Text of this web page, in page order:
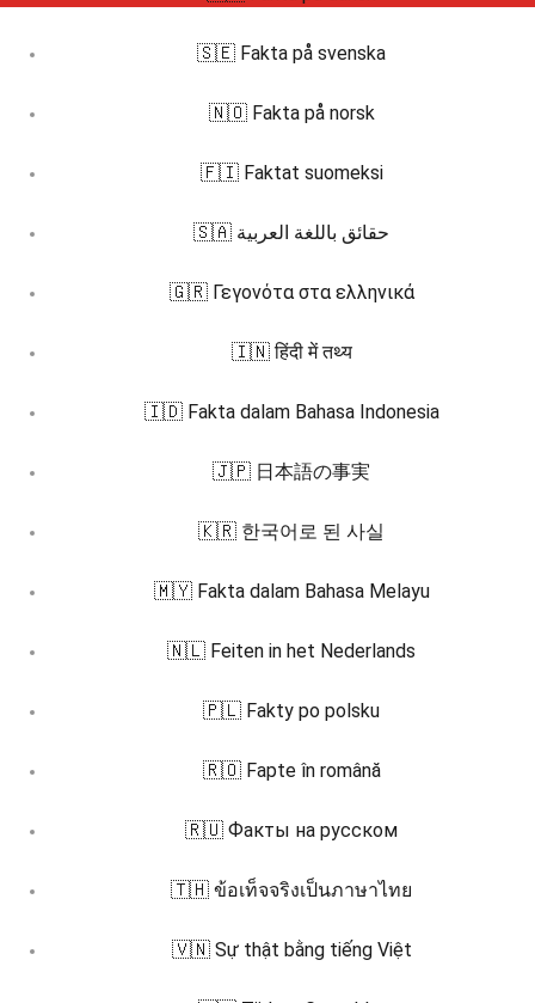
🇸🇪 Fakta på svenska
🇳🇴 Fakta på norsk
🇫🇮 Faktat suomeksi
🇸🇦 حقائق باللغة العربية
🇬🇷 Γεγονότα στα ελληνικά
🇮🇳 हिंदी में तथ्य
🇮🇩 Fakta dalam Bahasa Indonesia
🇯🇵 日本語の事実
🇰🇷 한국어로 된 사실
🇲🇾 Fakta dalam Bahasa Melayu
🇳🇱 Feiten in het Nederlands
🇵🇱 Fakty po polsku
🇷🇴 Fapte în română
🇷🇺 Факты на русском
🇹🇭 ข้อเท็จจริงเป็นภาษาไทย
🇻🇳 Sự thật bằng tiếng Việt